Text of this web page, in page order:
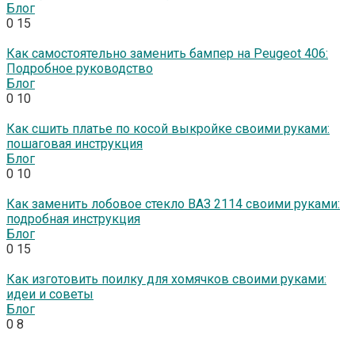
Блог
0 15
Как самостоятельно заменить бампер на Peugeot 406:
Подробное руководство
Блог
0 10
Как сшить платье по косой выкройке своими руками:
пошаговая инструкция
Блог
0 10
Как заменить лобовое стекло ВАЗ 2114 своими руками:
подробная инструкция
Блог
0 15
Как изготовить поилку для хомячков своими руками:
идеи и советы
Блог
0 8